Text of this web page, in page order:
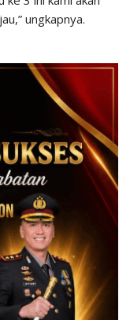
ungkapnya.